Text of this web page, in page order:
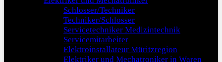
Schlosser/Techniker
Techniker/Schlosser
Servicetechniker Medizintechnik
Servicemitarbeiter
Elektroinstallateur Müritzregion
Elektriker und Mechatroniker in Waren